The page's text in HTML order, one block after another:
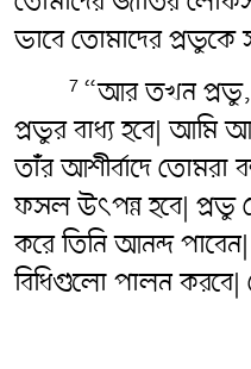
ভাবে তোমাদের প্রভুকে
7 “আর তখন প্রভু,
প্রভুর বাধ্য হবে| আমি
তাঁর আশীর্বাদে তোমরা
ফসল উৎপন্ন হবে| প্রভু
করে তিনি আনন্দ পাবেন|
বিধিগুলো পালন করবে|